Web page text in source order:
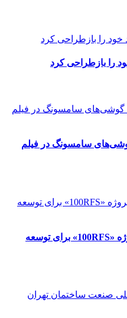
را بازطراحی کرد
سامسونگ در فیلم
کارخانه هوش‌مصنوعی ایران از پروژه «100RFS» برای توسعه